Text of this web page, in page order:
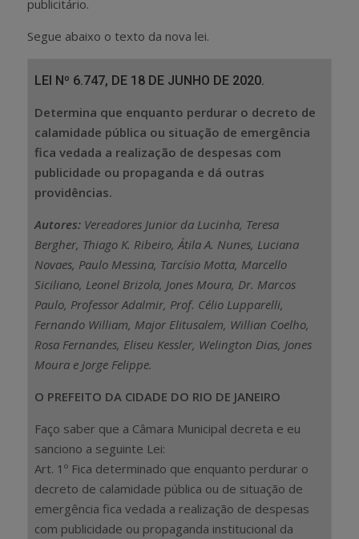
publicitário.
Segue abaixo o texto da nova lei.
LEI Nº 6.747, DE 18 DE JUNHO DE 2020.
Determina que enquanto perdurar o decreto de
calamidade pública ou situação de emergência
fica vedada a realização de despesas com
publicidade ou propaganda e dá outras
providências.
Autores:Vereadores Junior da Lucinha, Teresa
Bergher, Thiago K. Ribeiro, Átila A. Nunes, Luciana
Novaes, Paulo Messina, Tarcísio Motta, Marcello
Siciliano, Leonel Brizola, Jones Moura, Dr. Marcos
Paulo, Professor Adalmir, Prof. Célio Lupparelli,
Fernando William, Major Elitusalem, Willian Coelho,
Rosa Fernandes, Eliseu Kessler, Welington Dias, Jones
Moura e Jorge Felippe.
O PREFEITO DA CIDADE DO RIO DE JANEIRO
Faço saber que a Câmara Municipal decreta e eu
sanciono a seguinte Lei:
Art. 1º Fica determinado que enquanto perdurar o
decreto de calamidade pública ou de situação de
emergência fica vedada a realização de despesas
com publicidade ou propaganda institucional da